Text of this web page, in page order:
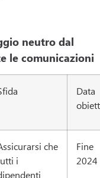
neutro dal
le comunicazioni
Data
che
i
Fine
2024